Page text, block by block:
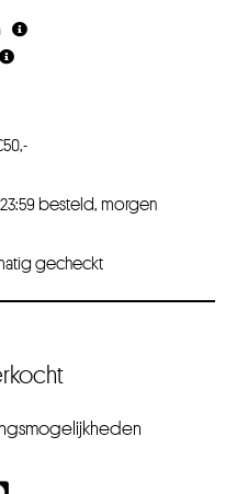
besteld, morgen
gecheckt